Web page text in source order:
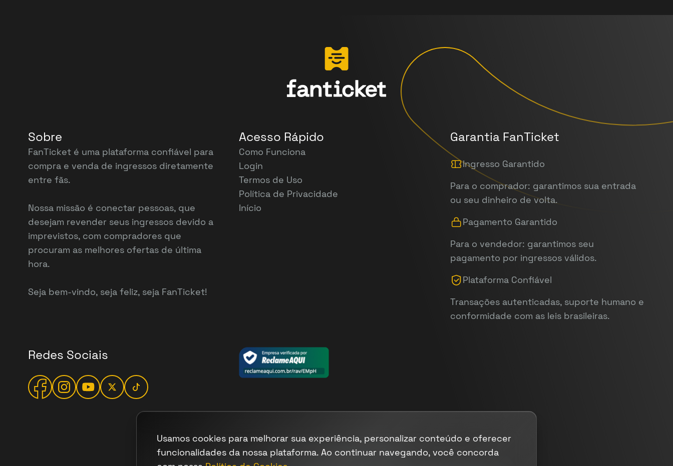
Usamos cookies para melhorar sua experiência, personalizar conteúdo e oferecer
funcionalidades da nossa plataforma. Ao continuar navegando, você concorda
Sobre
FanTicket é uma plataforma confiável para
compra e venda de ingressos diretamente
entre fãs.
Nossa missão é conectar pessoas, que
desejam revender seus ingressos devido a
imprevistos, com compradores que
procuram as melhores ofertas de última
hora.
Seja bem-vindo, seja feliz, seja FanTicket!
Acesso Rápido
Como Funciona
Login
Termos de Uso
Política de Privacidade
Início
Garantia FanTicket
Ingresso Garantido
Para o comprador: garantimos sua entrada
ou seu dinheiro de volta.
Pagamento Garantido
Para o vendedor: garantimos seu
pagamento por ingressos válidos.
Plataforma Confiável
Transações autenticadas, suporte humano e
conformidade com as leis brasileiras.
Redes Sociais
Termos|Cookies|Privacidade